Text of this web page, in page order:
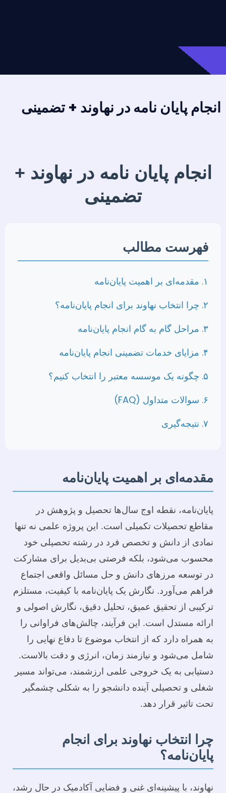
انجام پایان نامه در نهاوند + تضمینی
انجام پایان نامه در نهاوند +
تضمینی
فهرست مطالب
۱. مقدمه‌ای بر اهمیت پایان‌نامه
۲. چرا انتخاب نهاوند برای انجام پایان‌نامه؟
۳. مراحل گام به گام انجام پایان‌نامه
۴. مزایای خدمات تضمینی انجام پایان‌نامه
۵. چگونه یک موسسه معتبر را انتخاب کنیم؟
۶. سوالات متداول (FAQ)
۷. نتیجه‌گیری
مقدمه‌ای بر اهمیت پایان‌نامه
پایان‌نامه، نقطه اوج سال‌ها تحصیل و پژوهش در
مقاطع تحصیلات تکمیلی است. این پروژه علمی نه تنها
نمادی از دانش و تخصص فرد در رشته تحصیلی خود
محسوب می‌شود، بلکه فرصتی بی‌بدیل برای مشارکت
در توسعه مرزهای دانش و حل مسائل واقعی اجتماع
فراهم می‌آورد. نگارش یک پایان‌نامه با کیفیت، مستلزم
ترکیبی از تحقیق عمیق، تحلیل دقیق، نگارش اصولی و
ارائه مستدل است. این فرآیند، چالش‌های فراوانی را
به همراه دارد که از انتخاب موضوع تا دفاع نهایی را
شامل می‌شود و نیازمند زمان، انرژی و دقت بالاست.
دستیابی به یک خروجی علمی ارزشمند، می‌تواند مسیر
شغلی و تحصیلی آینده دانشجو را به شکلی چشمگیر
تحت تاثیر قرار دهد.
چرا انتخاب نهاوند برای انجام
پایان‌نامه؟
نهاوند، با پیشینه‌ای غنی و فضایی آکادمیک در حال رشد،